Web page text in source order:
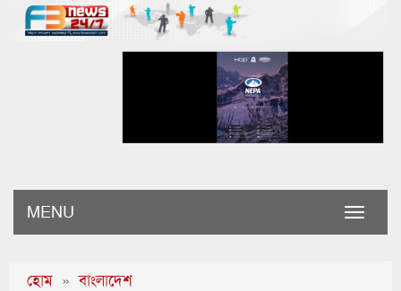
Toggle
MENU
হোম » বাংলাদেশ